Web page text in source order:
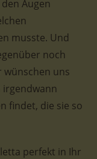
Augen
musste. Und
noch
wünschen uns
findet, die sie so
perfekt in Ihr